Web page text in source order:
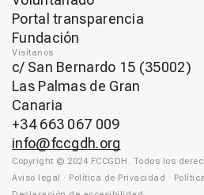
Portal transparencia
Fundación
Visítanos
c/ San Bernardo 15 (35002)
Las Palmas de Gran
Canaria
+34 663 067 009
info@fccgdh.org
Copyright © 2024 FCCGDH. Todos los
Aviso legal · Política de Privacidad ·